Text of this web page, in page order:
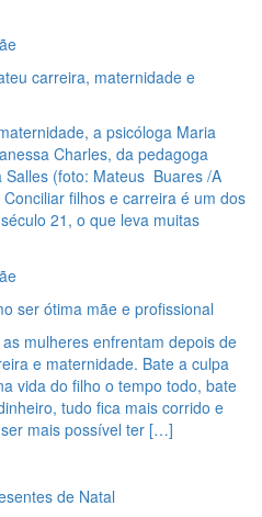
carreira, maternidade e
a psicóloga Maria
Charles, da pedagoga
(foto: Mateus Buares /A
filhos e carreira é um dos
21, o que leva muitas
ser ótima mãe e profissional
mulheres enfrentam depois de
e maternidade. Bate a culpa
vida do filho o tempo todo, bate
tudo fica mais corrido e
mais possível ter […]
de Natal